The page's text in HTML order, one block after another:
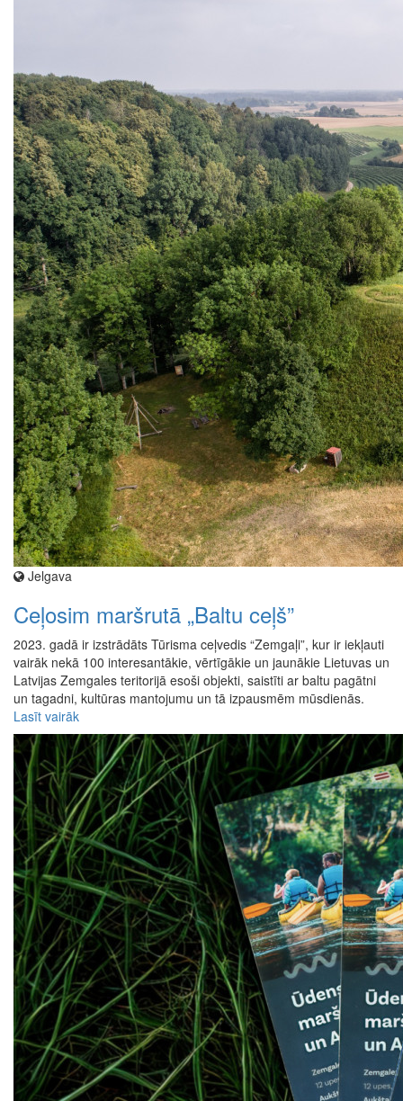
Jelgava
Ceļosim maršrutā „Baltu ceļš”
2023. gadā ir izstrādāts Tūrisma ceļvedis “Zemgaļi”, kur ir iekļauti
vairāk nekā 100 interesantākie, vērtīgākie un jaunākie Lietuvas un
Latvijas Zemgales teritorijā esoši objekti, saistīti ar baltu pagātni
un tagadni, kultūras mantojumu un tā izpausmēm mūsdienās.
Lasīt vairāk